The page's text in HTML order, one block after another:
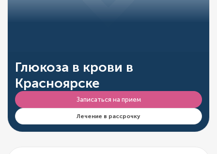
Глюкоза в крови в
Красноярске
Записаться на прием
Лечение в рассрочку